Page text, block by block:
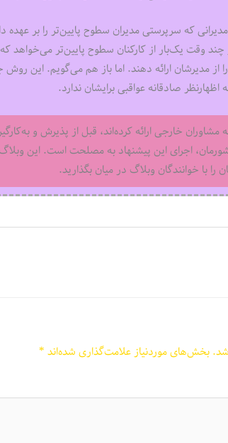
که سرپرستی مدیران سطوح پایین‌تر را بر عهده
وقت یک‌بار از کارکنان سطوح پایین‌تر می‌خواهد که
از مدیرشان ارائه دهند. اما باز هم می‌گویم. این
صادقانه عواقبی برایشان ندارد.
مشاوران خارجی ارائه کرده‌اند، قبل از پذیرش و
اجرای این پیشنهاد به مصلحت است. این
را با خوانندگان وبلاگ در میان بگذارید.
بخش‌های موردنیاز علامت‌گذاری شده‌اند*